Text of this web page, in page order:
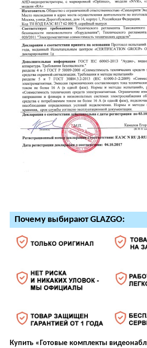
Почему выбирают GLAZGO:
Купить «Готовые комплекты